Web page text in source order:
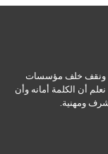
ونقف خلف مؤسسات
أن الكلمة أمانه وأن
ومهنية.